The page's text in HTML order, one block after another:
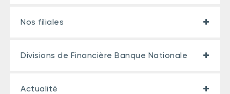
Nos filiales
Divisions de Financière Banque Nationale
Actualité